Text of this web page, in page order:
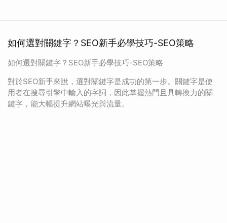
如何選對關鍵字？SEO新手必學技巧-SEO策略
如何選對關鍵字？SEO新手必學技巧-SEO策略
對於SEO新手來說，選對關鍵字是成功的第一步。關鍵字是使
用者在搜尋引擎中輸入的字詞，因此掌握熱門且具轉換力的關
鍵字，能大幅提升網站曝光與流量。